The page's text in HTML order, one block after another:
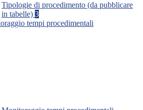
Tipologie di procedimento (da pubblicare
in tabelle) 3
tempi procedimentali